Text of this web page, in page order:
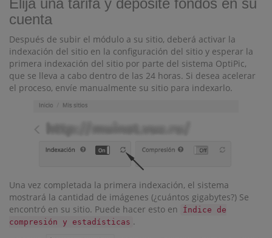
Elija una tarifa y deposite fondos en su
cuenta
Después de subir el módulo a su sitio, deberá activar la
indexación del sitio en la configuración del sitio y esperar la
primera indexación del sitio por parte del sistema OptiPic,
que se lleva a cabo dentro de las 24 horas. Si desea acelerar
el proceso, envíe manualmente su sitio para indexarlo.
Una vez completada la primera indexación, el sistema
mostrará la cantidad de imágenes (¿cuántos gigabytes?) Se
encontró en su sitio. Puede hacer esto en
Índice de
compresión y estadísticas .